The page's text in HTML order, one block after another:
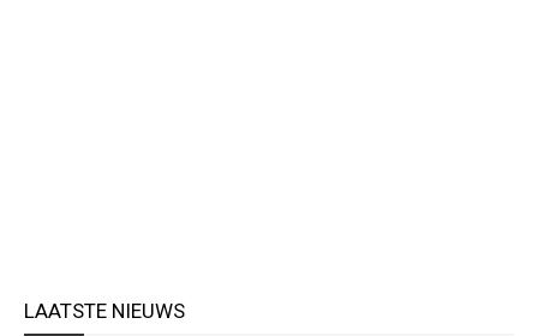
LAATSTE NIEUWS